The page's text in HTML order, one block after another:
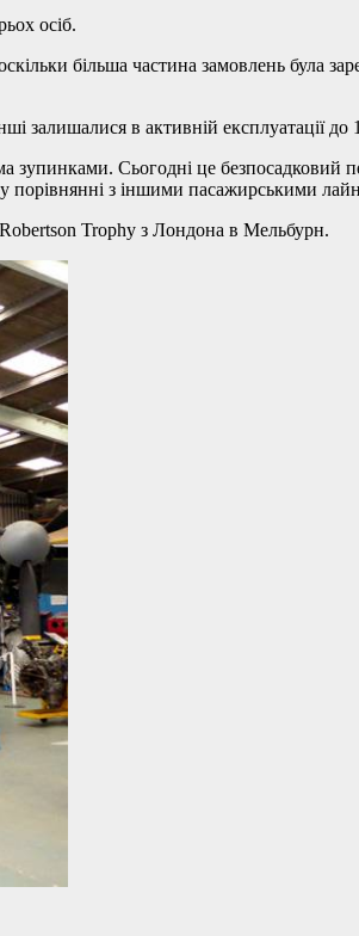
осіб.
більша частина замовлень була
залишалися в активній експлуатації до
Сьогодні це безпосадковий
порівнянні з іншими пасажирськими
Trophy з Лондона в Мельбурн.